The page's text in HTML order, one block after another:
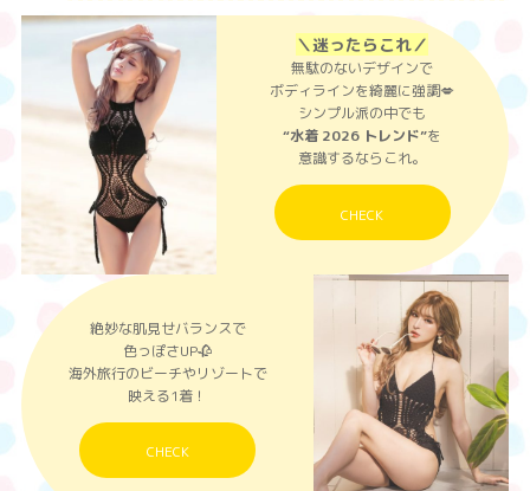
＼迷ったらこれ／
無駄のないデザインで
ボディラインを綺麗に強調💋
シンプル派の中でも
“水着 2026 トレンド”を
意識するならこれ。
CHECK
絶妙な肌見せバランスで
色っぽさUP🥀
海外旅行のビーチやリゾートで
映える1着！
CHECK